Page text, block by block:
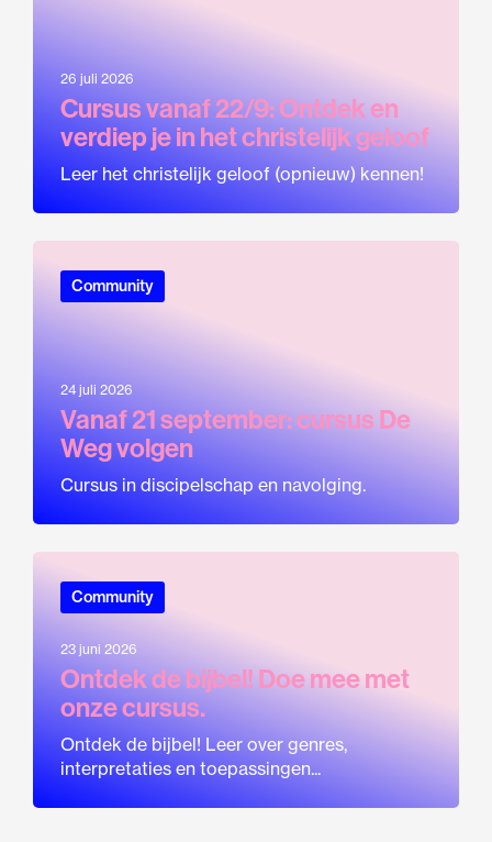
26 juli 2026
Cursus vanaf 22/9: Ontdek en
verdiep je in het christelijk geloof
Leer het christelijk geloof (opnieuw) kennen!
Community
24 juli 2026
Vanaf 21 september: cursus De
Weg volgen
Cursus in discipelschap en navolging.
Community
23 juni 2026
Ontdek de bijbel! Doe mee met
onze cursus.
Ontdek de bijbel! Leer over genres,
interpretaties en toepassingen...